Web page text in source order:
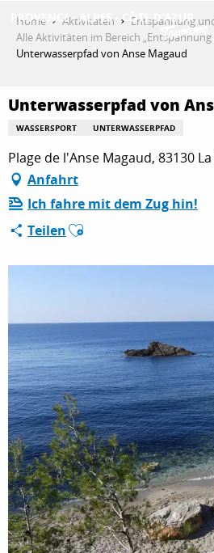
contenu
AKTIVITÄTEN
AUFENTHALT
ESPACE PRO
Home Aktivitäten
Entspannung
Alle Aktivitäten im Bereich „Entspannung
Unterwasserpfad von Anse Magaud
Unterwasserpfad von
WASSERSPORT UNTERWASSERPFAD
Plage de l'Anse Magaud, 83130
Anfahrt
Ich fahre mit dem Zug hin!
TeilenAjouter aux favoris